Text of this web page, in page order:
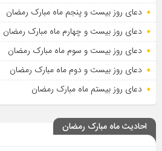
دعای روز بیست و پنجم ماه مبارک رمضان
دعای روز بیست و چهارم ماه مبارک رمضان
دعای روز بیست و سوم ماه مبارک رمضان
دعای روز بیست و دوم ماه مبارک رمضان
دعای روز بیستم ماه مبارک رمضان
احادیث ماه مبارک رمضان